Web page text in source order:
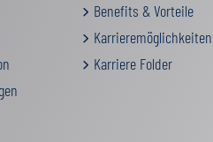
Benefits & Vorteile
Karrieremöglichkeiten
Karriere Folder